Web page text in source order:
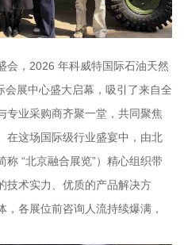
会，2026 年科威特国际石油天然
展中心盛大启幕，吸引了来自全
专业采购商齐聚一堂，共同聚焦
在这场国际级行业盛宴中，由北
“北京融合展览”）精心组织带
技术实力、优质的产品解决方
各展位前咨询人流持续爆满，